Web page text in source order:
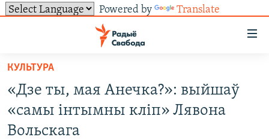
Powered by Translate
ўнівэрсальнага
доступу
Перайсьці
галоўнага
зьместу
ТОЛЬКІ НА СВАБОДЗЕ
СУВЯЗЬ
КУЛЬТУРА
«Дзе ты, мая Анечка?»: выйшаў
«самы інтымны кліп» Лявона
Вольскага